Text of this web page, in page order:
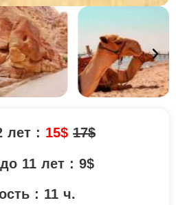
лет : 15$ 17$
11 лет : 9$
: 11 ч.